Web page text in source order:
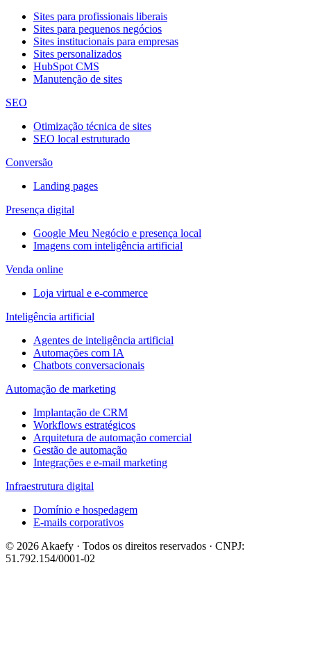
Sites para profissionais liberais
Sites para pequenos negócios
Sites institucionais para empresas
Sites personalizados
HubSpot CMS
Manutenção de sites
SEO
Otimização técnica de sites
SEO local estruturado
Conversão
Landing pages
Presença digital
Google Meu Negócio e presença local
Imagens com inteligência artificial
Venda online
Loja virtual e e-commerce
Inteligência artificial
Agentes de inteligência artificial
Automações com IA
Chatbots conversacionais
Automação de marketing
Implantação de CRM
Workflows estratégicos
Arquitetura de automação comercial
Gestão de automação
Integrações e e-mail marketing
Infraestrutura digital
Domínio e hospedagem
E-mails corporativos
© 2026 Akaefy · Todos os direitos reservados · CNPJ:
51.792.154/0001-02